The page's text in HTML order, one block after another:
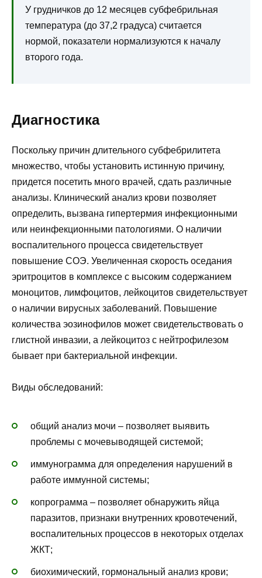
У грудничков до 12 месяцев субфебрильная
температура (до 37,2 градуса) считается
нормой, показатели нормализуются к началу
второго года.
Диагностика
Поскольку причин длительного субфебрилитета
множество, чтобы установить истинную причину,
придется посетить много врачей, сдать различные
анализы. Клинический анализ крови позволяет
определить, вызвана гипертермия инфекционными
или неинфекционными патологиями. О наличии
воспалительного процесса свидетельствует
повышение СОЭ. Увеличенная скорость оседания
эритроцитов в комплексе с высоким содержанием
моноцитов, лимфоцитов, лейкоцитов свидетельствует
о наличии вирусных заболеваний. Повышение
количества эозинофилов может свидетельствовать о
глистной инвазии, а лейкоцитоз с нейтрофилезом
бывает при бактериальной инфекции.
Виды обследований:
общий анализ мочи – позволяет выявить
проблемы с мочевыводящей системой;
иммунограмма для определения нарушений в
работе иммунной системы;
копрограмма – позволяет обнаружить яйца
паразитов, признаки внутренних кровотечений,
воспалительных процессов в некоторых отделах
ЖКТ;
биохимический, гормональный анализ крови;